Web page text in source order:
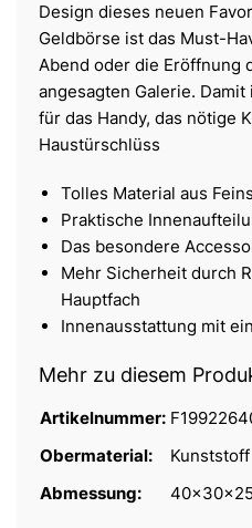
Design dieses neuen
Geldbörse ist das Must-
Abend oder die Eröffnung
angesagten Galerie.
für das Handy, das nötige
Haustürschlüss
Tolles Material aus
Praktische
Das besondere
Mehr Sicherheit durch
Hauptfach
Innenausstattung mit
Mehr zu diesem
Artikelnummer:
Obermaterial:
Kunststoff
Abmessung: